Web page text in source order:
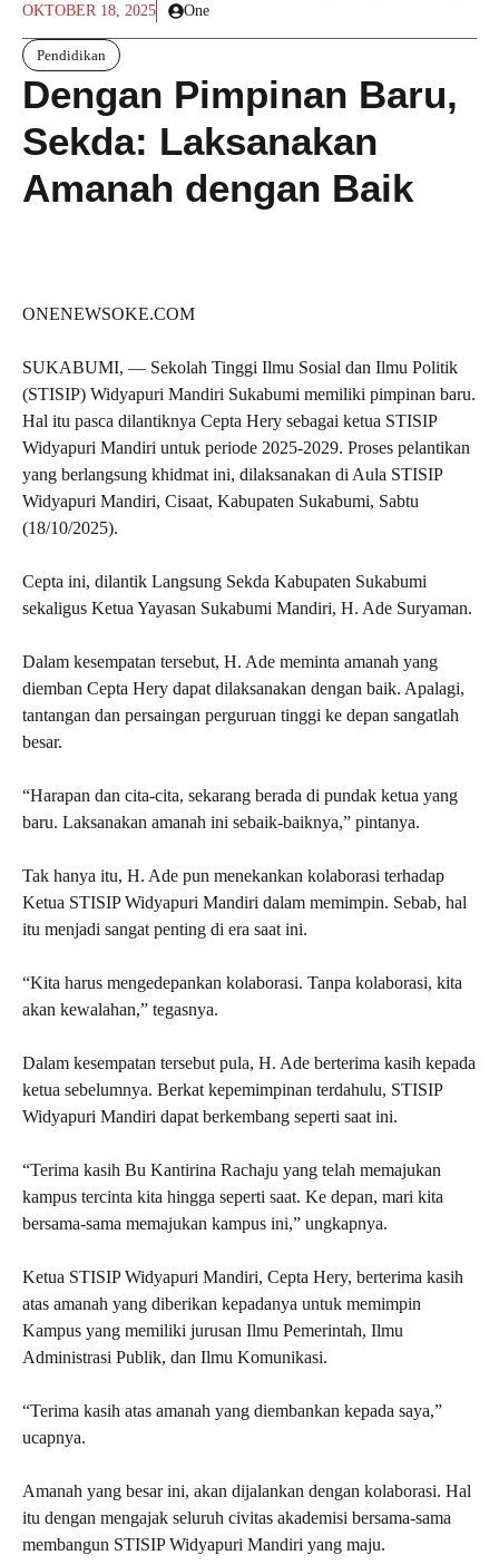
OKTOBER 18, 2025 One
Pendidikan
Dengan Pimpinan Baru,
Sekda: Laksanakan
Amanah dengan Baik
ONENEWSOKE.COM
SUKABUMI, — Sekolah Tinggi Ilmu Sosial dan Ilmu Politik
(STISIP) Widyapuri Mandiri Sukabumi memiliki pimpinan baru.
Hal itu pasca dilantiknya Cepta Hery sebagai ketua STISIP
Widyapuri Mandiri untuk periode 2025-2029. Proses pelantikan
yang berlangsung khidmat ini, dilaksanakan di Aula STISIP
Widyapuri Mandiri, Cisaat, Kabupaten Sukabumi, Sabtu
(18/10/2025).
Cepta ini, dilantik Langsung Sekda Kabupaten Sukabumi
sekaligus Ketua Yayasan Sukabumi Mandiri, H. Ade Suryaman.
Dalam kesempatan tersebut, H. Ade meminta amanah yang
diemban Cepta Hery dapat dilaksanakan dengan baik. Apalagi,
tantangan dan persaingan perguruan tinggi ke depan sangatlah
besar.
“Harapan dan cita-cita, sekarang berada di pundak ketua yang
baru. Laksanakan amanah ini sebaik-baiknya,” pintanya.
Tak hanya itu, H. Ade pun menekankan kolaborasi terhadap
Ketua STISIP Widyapuri Mandiri dalam memimpin. Sebab, hal
itu menjadi sangat penting di era saat ini.
“Kita harus mengedepankan kolaborasi. Tanpa kolaborasi, kita
akan kewalahan,” tegasnya.
Dalam kesempatan tersebut pula, H. Ade berterima kasih kepada
ketua sebelumnya. Berkat kepemimpinan terdahulu, STISIP
Widyapuri Mandiri dapat berkembang seperti saat ini.
“Terima kasih Bu Kantirina Rachaju yang telah memajukan
kampus tercinta kita hingga seperti saat. Ke depan, mari kita
bersama-sama memajukan kampus ini,” ungkapnya.
Ketua STISIP Widyapuri Mandiri, Cepta Hery, berterima kasih
atas amanah yang diberikan kepadanya untuk memimpin
Kampus yang memiliki jurusan Ilmu Pemerintah, Ilmu
Administrasi Publik, dan Ilmu Komunikasi.
“Terima kasih atas amanah yang diembankan kepada saya,”
ucapnya.
Amanah yang besar ini, akan dijalankan dengan kolaborasi. Hal
itu dengan mengajak seluruh civitas akademisi bersama-sama
membangun STISIP Widyapuri Mandiri yang maju.